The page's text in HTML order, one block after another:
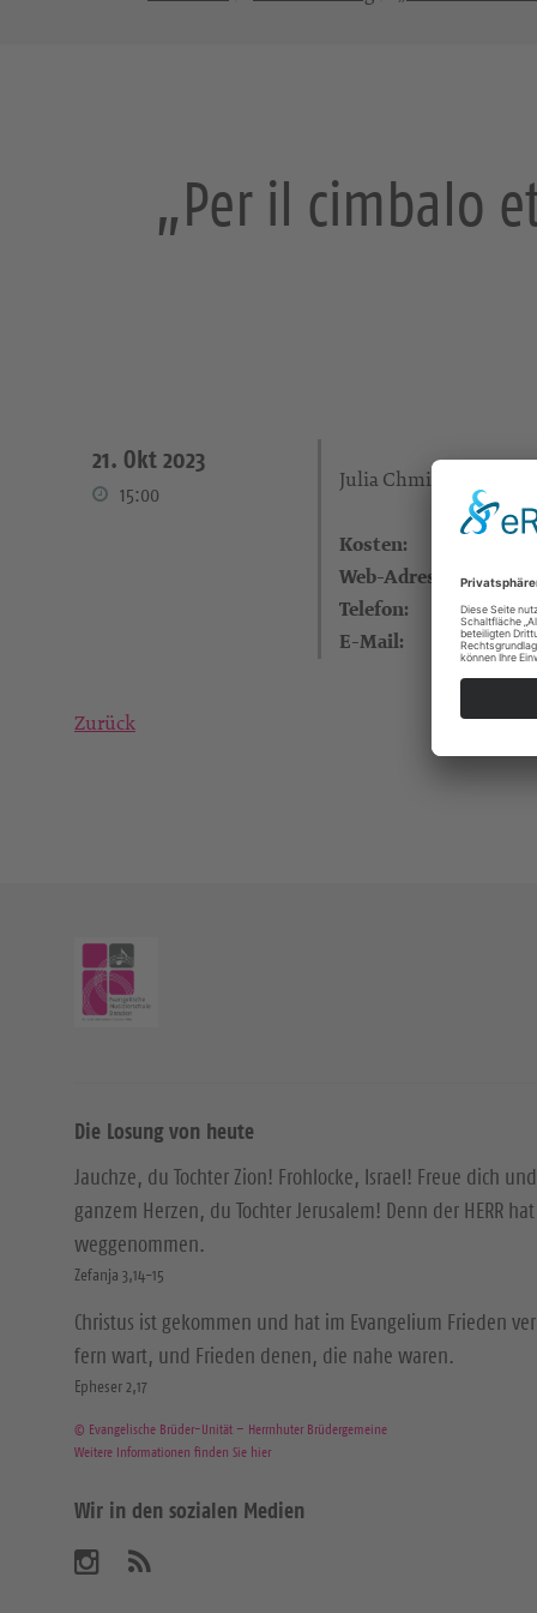
„Per il cimbalo
21. Okt 2023
15:00
Julia Chmielewska-
Kosten:
Web-Adresse:
Telefon:
E-Mail:
Zurück
Die Losung von heute
Jauchze, du Tochter Zion! Frohlocke, Israel! Freue dich
ganzem Herzen, du Tochter Jerusalem! Denn der HERR
weggenommen.
Zefanja 3,14-15
Christus ist gekommen und hat im Evangelium Frieden
fern wart, und Frieden denen, die nahe waren.
Epheser 2,17
© Evangelische Brüder-Unität – Herrnhuter Brüdergemeine
Weitere Informationen finden Sie hier
Wir in den sozialen Medien